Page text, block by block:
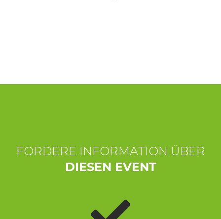
FORDERE INFORMATION ÜBER
DIESEN EVENT